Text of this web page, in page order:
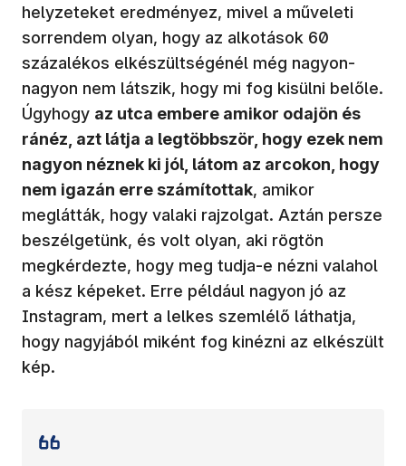
helyzeteket eredményez, mivel a műveleti
sorrendem olyan, hogy az alkotások 60
százalékos elkészültségénél még nagyon-
nagyon nem látszik, hogy mi fog kisülni belőle.
Úgyhogy az utca embere amikor odajön és
ránéz, azt látja a legtöbbször, hogy ezek nem
nagyon néznek ki jól, látom az arcokon, hogy
nem igazán erre számítottak, amikor
meglátták, hogy valaki rajzolgat. Aztán persze
beszélgetünk, és volt olyan, aki rögtön
megkérdezte, hogy meg tudja-e nézni valahol
a kész képeket. Erre például nagyon jó az
Instagram, mert a lelkes szemlélő láthatja,
hogy nagyjából miként fog kinézni az elkészült
kép.